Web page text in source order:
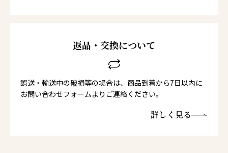
返品・交換について
誤送・輸送中の破損等の場合は、商品到着から7日以内に
お問い合わせフォームよりご連絡ください。
詳しく見る